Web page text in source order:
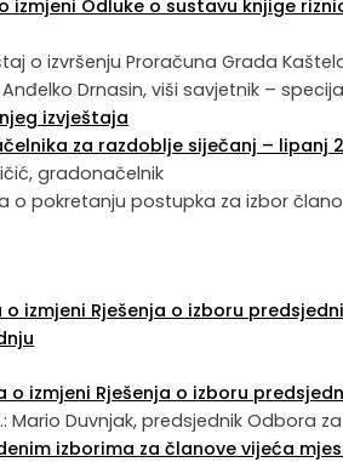
izmjeni Odluke o sustavu knjige
o izvršenju Proračuna Grada
Anđelko Drnasin, viši savjetnik –
izvještaja
za razdoblje siječanj – lipanj
gradonačelnik
o pokretanju postupka za izbor
izmjeni Rješenja o izboru
o izmjeni Rješenja o izboru
Mario Duvnjak, predsjednik Odbora
izborima za članove vijeća